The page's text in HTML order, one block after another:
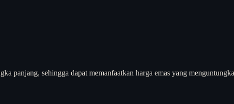
panjang, sehingga dapat memanfaatkan harga emas yang